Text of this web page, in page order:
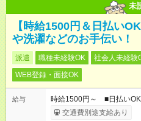
未
【時給1500円＆日払い
や洗濯などのお手伝い！
派遣 職種未経験OK 社会人未経験
WEB登録・面接OK
給与
時給1500円～ ■日払い
交通費別途支給あり